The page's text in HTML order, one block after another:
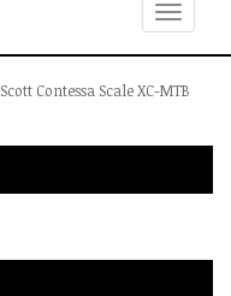
Toggle
navigation
Scott Contessa Scale XC-MTB